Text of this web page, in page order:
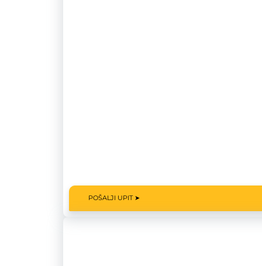
POŠALJI UPIT ➤